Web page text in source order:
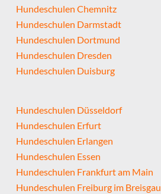
Hundeschulen Chemnitz
Hundeschulen Darmstadt
Hundeschulen Dortmund
Hundeschulen Dresden
Hundeschulen Duisburg
Hundeschulen Düsseldorf
Hundeschulen Erfurt
Hundeschulen Erlangen
Hundeschulen Essen
Hundeschulen Frankfurt am Main
Hundeschulen Freiburg im Breisgau